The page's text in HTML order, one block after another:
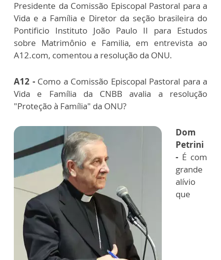
Presidente da Comissão Episcopal Pastoral para a
Vida e a Família e Diretor da seção brasileira do
Pontificio Instituto João Paulo II para Estudos
sobre Matrimônio e Familia, em entrevista ao
A12.com, comentou a resolução da ONU.
A12 -Como a Comissão Episcopal Pastoral para a
Vida e Família da CNBB avalia a resolução
"Proteção à Família" da ONU?
Dom
Petrini
- É com
grande
alívio
que